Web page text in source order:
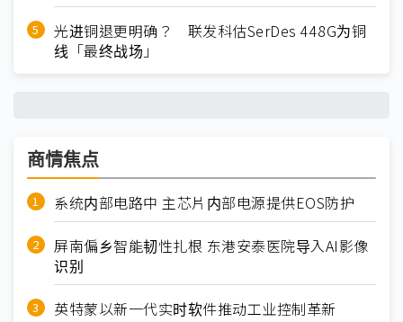
光进铜退更明确？ 联发科估SerDes 448G为铜
线「最终战场」
商情焦点
系统内部电路中 主芯片内部电源提供EOS防护
屏南偏乡智能韧性扎根 东港安泰医院导入AI影像
识别
英特蒙以新一代实时软件推动工业控制革新